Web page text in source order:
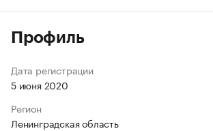
Профиль
Дата регистрации
5 июня 2020
Регион
Ленинградская область